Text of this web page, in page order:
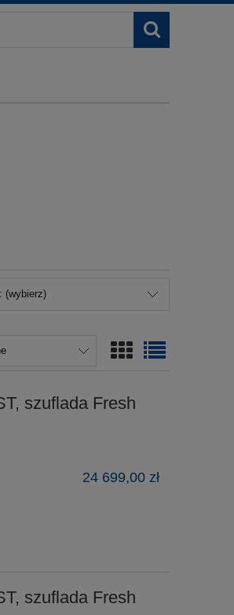
(wybierz)
szuflada Fresh
24 699,00 zł
szuflada Fresh